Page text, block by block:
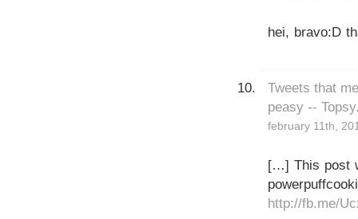
hei, bravo:D
Tweets that
peasy --
february 11th,
[…] This post
http://fb.me/